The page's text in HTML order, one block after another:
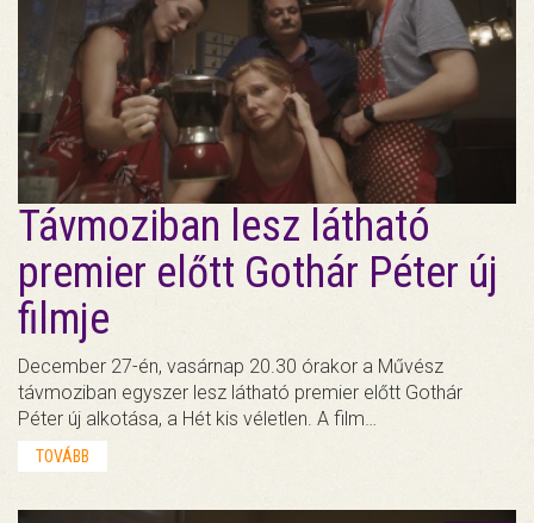
Távmoziban lesz látható
premier előtt Gothár Péter új
filmje
December 27-én, vasárnap 20.30 órakor a Művész
távmoziban egyszer lesz látható premier előtt Gothár
Péter új alkotása, a Hét kis véletlen. A film…
TOVÁBB